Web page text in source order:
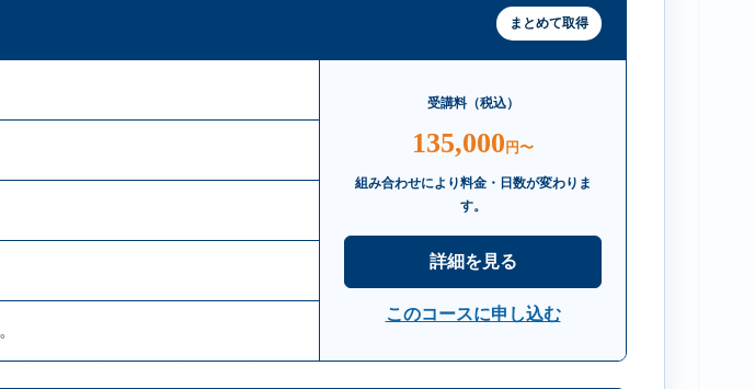
まとめて取得
受講料（税込）
135,000円〜
組み合わせにより料金・日数が変わりま
す。
詳細を見る
このコースに申し込む